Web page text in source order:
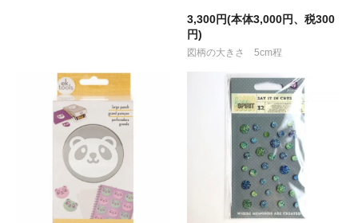
3,300円(本体3,000円、税300
円)
図柄の大きさ 5cm程